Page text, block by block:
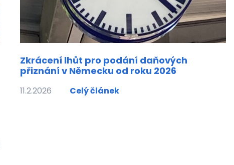
Zkrácení lhůt pro podání daňových
přiznání v Německu od roku 2026
11.2.2026 Celý článek